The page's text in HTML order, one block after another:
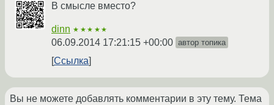
В смысле вместо?
dinn ★★★★★
06.09.2014 17:21:15 +00:00 автор топика
Ссылка
Вы не можете добавлять комментарии в эту тему. Тема